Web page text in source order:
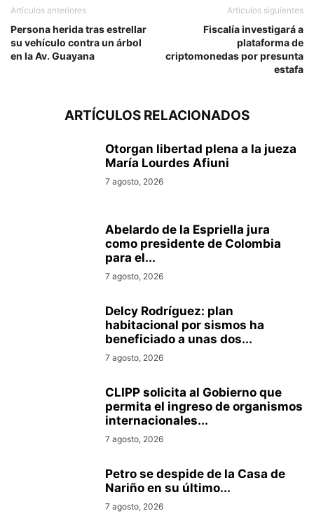
Artículos anteriores
Persona herida tras estrellar
su vehículo contra un árbol
en la Av. Guayana
Artículos siguientes
Fiscalía investigará a
plataforma de
criptomonedas por presunta
estafa
ARTÍCULOS RELACIONADOS
Otorgan libertad plena a la jueza
María Lourdes Afiuni
7 agosto, 2026
Abelardo de la Espriella jura
como presidente de Colombia
para el...
7 agosto, 2026
Delcy Rodríguez: plan
habitacional por sismos ha
beneficiado a unas dos...
7 agosto, 2026
CLIPP solicita al Gobierno que
permita el ingreso de organismos
internacionales...
7 agosto, 2026
Petro se despide de la Casa de
Nariño en su último...
7 agosto, 2026